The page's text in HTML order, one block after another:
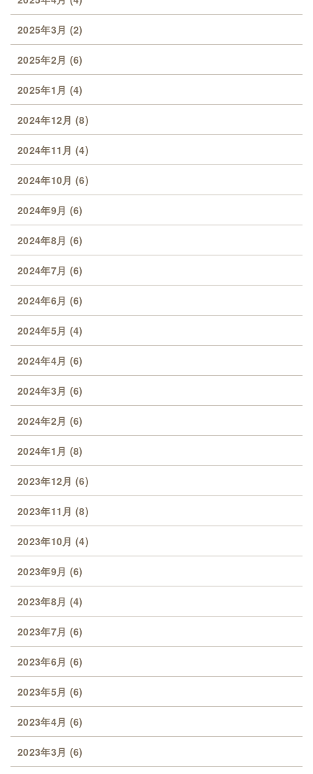
2025年3月 (2)
2025年2月 (6)
2025年1月 (4)
2024年12月 (8)
2024年11月 (4)
2024年10月 (6)
2024年9月 (6)
2024年8月 (6)
2024年7月 (6)
2024年6月 (6)
2024年5月 (4)
2024年4月 (6)
2024年3月 (6)
2024年2月 (6)
2024年1月 (8)
2023年12月 (6)
2023年11月 (8)
2023年10月 (4)
2023年9月 (6)
2023年8月 (4)
2023年7月 (6)
2023年6月 (6)
2023年5月 (6)
2023年4月 (6)
2023年3月 (6)